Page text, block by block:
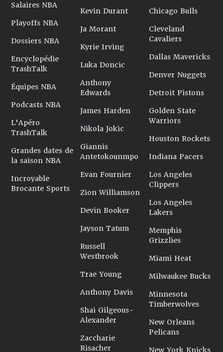
Salaires NBA
Playoffs NBA
Dossiers NBA
Encyclopédie
TrashTalk
Équipes NBA
Podcasts NBA
L'Apéro
TrashTalk
Grandes dates de
la saison NBA
Incroyable
Brocante Sports
Kevin Durant
Ja Morant
Kyrie Irving
Luka Doncic
Anthony
Edwards
James Harden
Nikola Jokic
Giannis
Antetokounmpo
Evan Fournier
Zion Williamson
Devin Booker
Jayson Tatum
Russell
Westbrook
Trae Young
Anthony Davis
Shai Gilgeous-
Alexander
Zaccharie
Risacher
Chicago Bulls
Cleveland
Cavaliers
Dallas Mavericks
Denver Nuggets
Detroit Pistons
Golden State
Warriors
Houston Rockets
Indiana Pacers
Los Angeles
Clippers
Los Angeles
Lakers
Memphis
Grizzlies
Miami Heat
Milwaukee Bucks
Minnesota
Timberwolves
New Orleans
Pelicans
New York Knicks